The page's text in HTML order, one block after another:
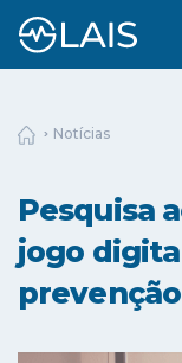
Notícias
Pesquisa
jogo